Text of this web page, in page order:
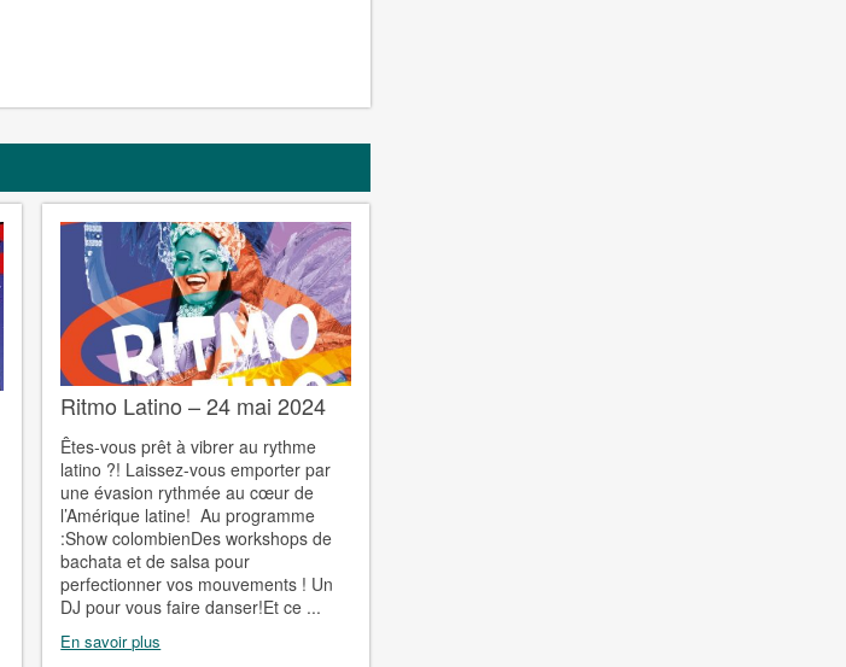
Ritmo Latino – 24 mai 2024
Êtes-vous prêt à vibrer au rythme
latino ?! Laissez-vous emporter par
une évasion rythmée au cœur de
l’Amérique latine! Au programme
:Show colombienDes workshops de
bachata et de salsa pour
perfectionner vos mouvements ! Un
DJ pour vous faire danser!Et ce ...
En savoir plus